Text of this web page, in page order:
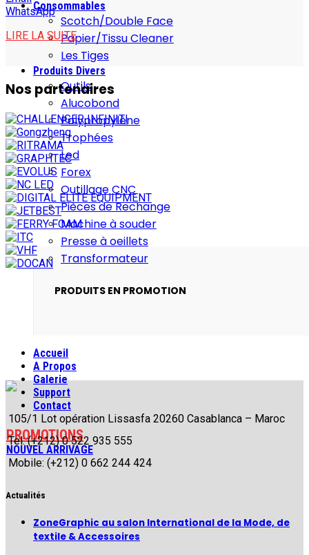
Consommables
Scotch/Double Face
Papier/Tissu Cleaner
Les Tiges
Produits Divers
Outils
Alucobond
Polypropylène
Trophées
Led
Forex
Outillage CNC
Pièces de Rechange
Machine à souder
Presse à oeillets
Transformateur
PRODUITS EN PROMOTION
Accueil
A Propos
Galerie
Support
Contact
PROMOTIONS
NOUVEL ARRIVAGE
WhatsApp
LIRE LA SUITE
Nos partenaires
105/1 Lot opération Lissasfa 20260 Casablanca – Maroc
Tel: (+212) 0 522 935 555
Mobile: (+212) 0 662 244 424
Actualités
ZoneGraphic au salon International de la Mode, de
textile & Accessoires